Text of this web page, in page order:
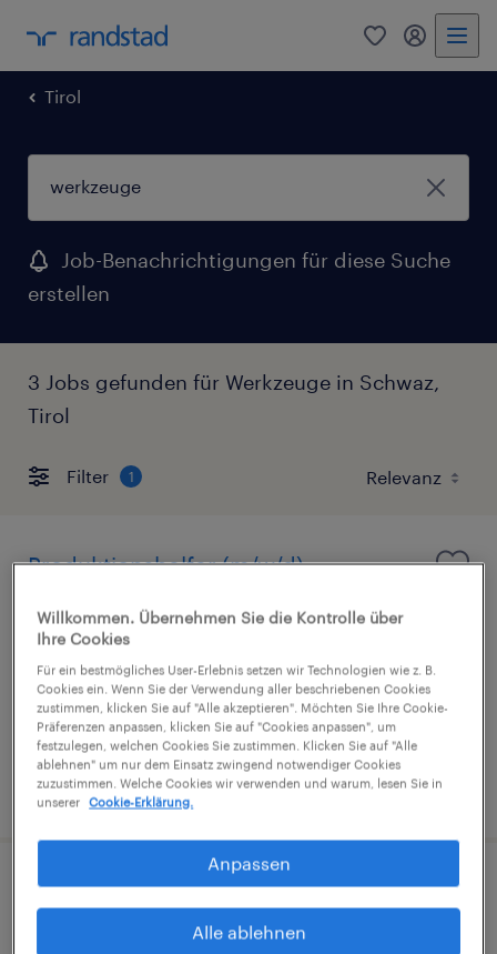
0 Mein
Tirol
Job-Benachrichtigungen für diese Suche
erstellen
3 Jobs gefunden für Werkzeuge in Schwaz,
Tirol
Filter 1
Produktionshelfer (m/w/d)
Schwaz, Tirol
Festanstellung
€2,327 pro monat
veröffentlicht am 25. Juni 2026
Maschinenbediener (m/w/d)
Willkommen. Übernehmen Sie die Kontrolle über
Ihre Cookies
Für ein bestmögliches User-Erlebnis setzen wir Technologien wie z. B.
Cookies ein. Wenn Sie der Verwendung aller beschriebenen Cookies
zustimmen, klicken Sie auf "Alle akzeptieren". Möchten Sie Ihre Cookie-
Präferenzen anpassen, klicken Sie auf "Cookies anpassen", um
festzulegen, welchen Cookies Sie zustimmen. Klicken Sie auf "Alle
ablehnen" um nur dem Einsatz zwingend notwendiger Cookies
zuzustimmen. Welche Cookies wir verwenden und warum, lesen Sie in
unserer
Cookie-Erklärung.
Anpassen
Alle ablehnen